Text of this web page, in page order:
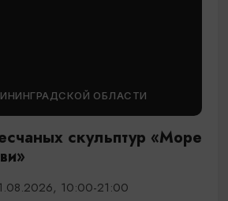
ОБЛАСТИ
скульптур «Море
10:00-21:00